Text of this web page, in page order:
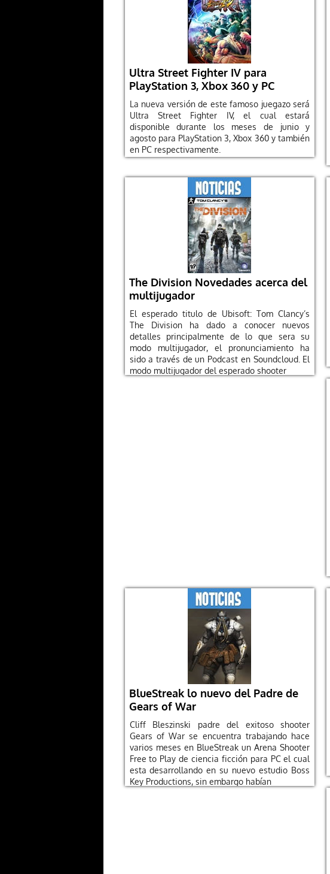
Ultra Street Fighter IV para
PlayStation 3, Xbox 360 y PC
La nueva versión de este famoso juegazo será
Ultra Street Fighter IV, el cual estará
disponible durante los meses de junio y
agosto para PlayStation 3, Xbox 360 y también
en PC respectivamente.
The Division Novedades acerca del
multijugador
El esperado titulo de Ubisoft: Tom Clancy’s
The Division ha dado a conocer nuevos
detalles principalmente de lo que sera su
modo multijugador, el pronunciamiento ha
sido a través de un Podcast en Soundcloud. El
modo multijugador del esperado shooter
BlueStreak lo nuevo del Padre de
Gears of War
Cliff Bleszinski padre del exitoso shooter
Gears of War se encuentra trabajando hace
varios meses en BlueStreak un Arena Shooter
Free to Play de ciencia ficción para PC el cual
esta desarrollando en su nuevo estudio Boss
Key Productions, sin embargo habían